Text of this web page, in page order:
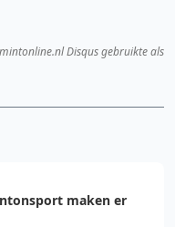
Disqus gebruikte als
maken er